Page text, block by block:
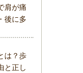
肩が痛
後に多
は？歩
と正し